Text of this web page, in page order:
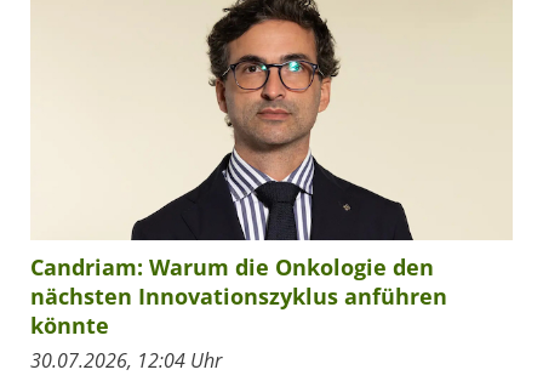
Candriam: Warum die Onkologie den
nächsten Innovationszyklus anführen
könnte
30.07.2026, 12:04 Uhr